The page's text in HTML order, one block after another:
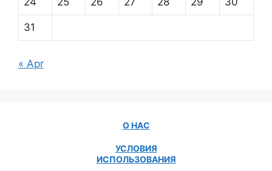
31
« Apr
О НАС
УСЛОВИЯ
ИСПОЛЬЗОВАНИЯ